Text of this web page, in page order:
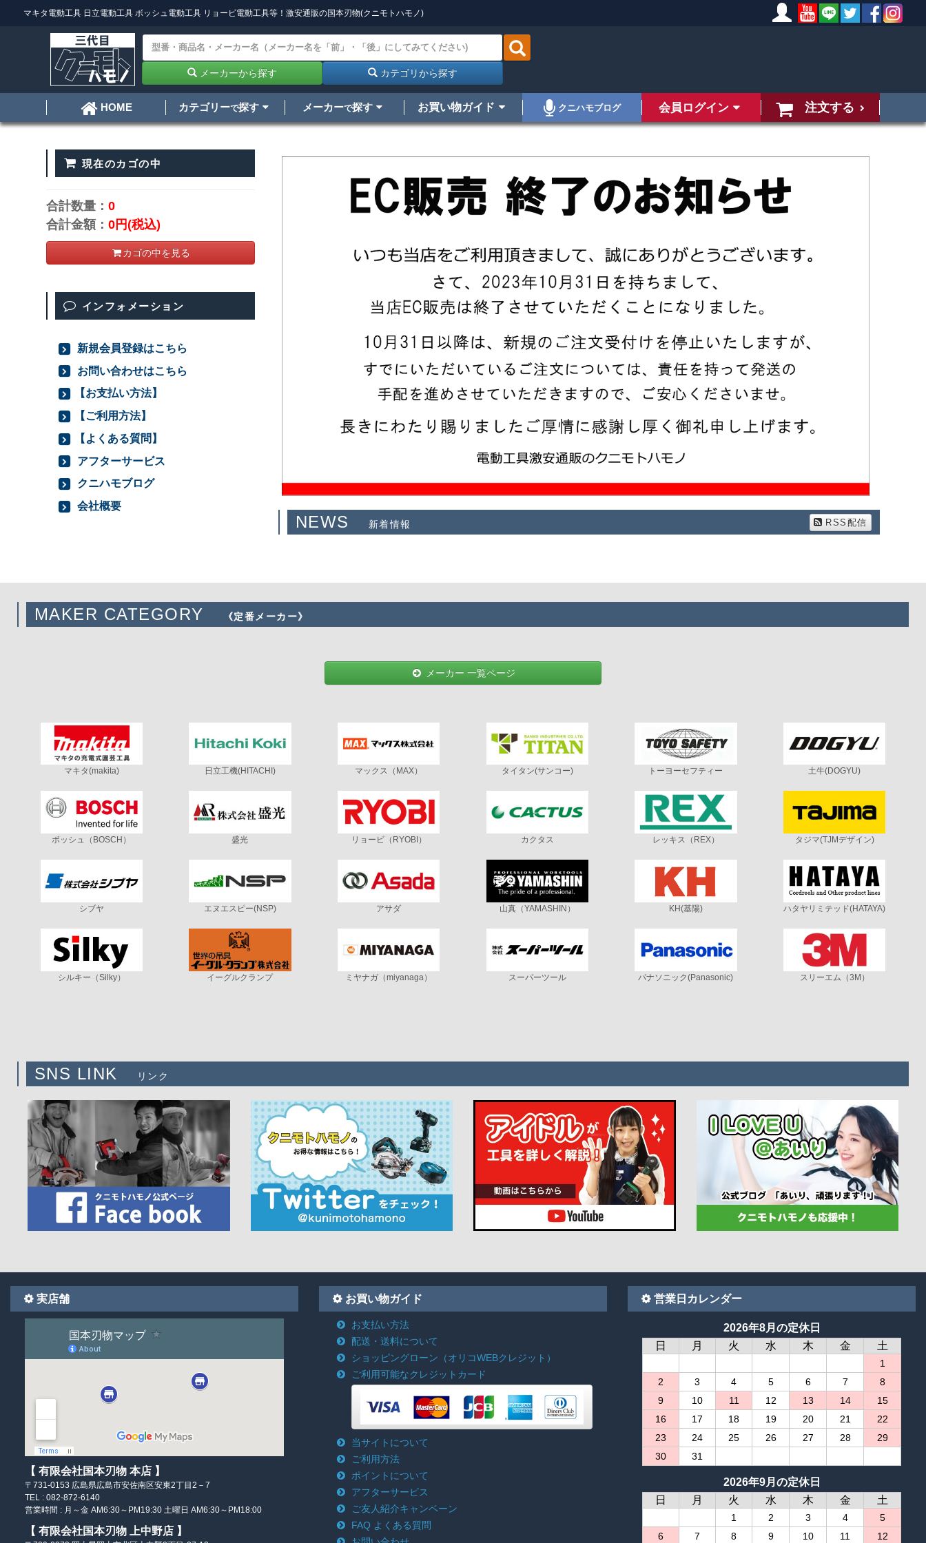
マキタ電動工具 日立電動工具 ボッシュ電動工具 リョービ電動工具等！激安通販の国本刃物(クニモトハモノ)
メーカーから探す カテゴリから探す
HOME カテゴリーで探す メーカーで探す お買い物ガイド クニハモブログ 会員ログイン 注文する
NEWS 新着情報 RSS配信
現在のカゴの中
合計数量：0
合計金額：0円(税込)
カゴの中を見る
インフォメーション
新規会員登録はこちら
お問い合わせはこちら
【お支払い方法】
【ご利用方法】
【よくある質問】
アフターサービス
クニハモブログ
会社概要
MAKER CATEGORY 《定番メーカー》
メーカー 一覧ページ
マキタ(makita) 日立工機(HITACHI) マックス（MAX） タイタン(サンコー) トーヨーセフティー 土牛(DOGYU)
ボッシュ（BOSCH） 盛光 リョービ（RYOBI） カクタス レッキス（REX） タジマ(TJMデザイン)
シブヤ エヌエスピー(NSP) アサダ 山真（YAMASHIN） KH(基陽) ハタヤリミテッド(HATAYA)
シルキー（Silky） イーグルクランプ ミヤナガ（miyanaga） スーパーツール パナソニック(Panasonic) スリーエム（3M）
SNS LINK リンク
実店舗
【 有限会社国本刃物 本店 】
〒731-0153 広島県広島市安佐南区安東2丁目2－7
TEL : 082-872-6140
営業時間 : 月～金 AM6:30～PM19:30 土曜日 AM6:30～PM18:00
【 有限会社国本刃物 上中野店 】
お買い物ガイド
お支払い方法
配送・送料について
ショッピングローン （オリコWEBクレジット）
ご利用可能なクレジットカード
当サイトについて
ご利用方法
ポイントについて
アフターサービス
ご友人紹介キャンペーン
FAQ よくある質問
営業日カレンダー
2026年8月の定休日
日
月 火 水 木 金 土
1
2
3 4 5 6 7
8
9
10 11 12 13 14
15
16
17 18 19 20 21
22
23
24 25 26 27 28
29
30
31
2026年9月の定休日
日
月 火 水 木 金 土
1 2 3 4
5
6
7 8 9 10 11 12